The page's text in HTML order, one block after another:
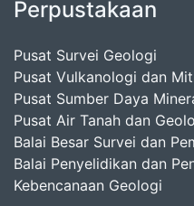
Perpustakaan
Pusat Survei Geologi
Pusat Vulkanologi dan
Pusat Sumber Daya
Pusat Air Tanah dan
Balai Besar Survei dan
Balai Penyelidikan dan
Kebencanaan Geologi